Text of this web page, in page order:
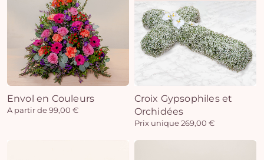
Envol en Couleurs
A partir de 99,00 €
Croix Gypsophiles et
Orchidées
Prix unique 269,00 €